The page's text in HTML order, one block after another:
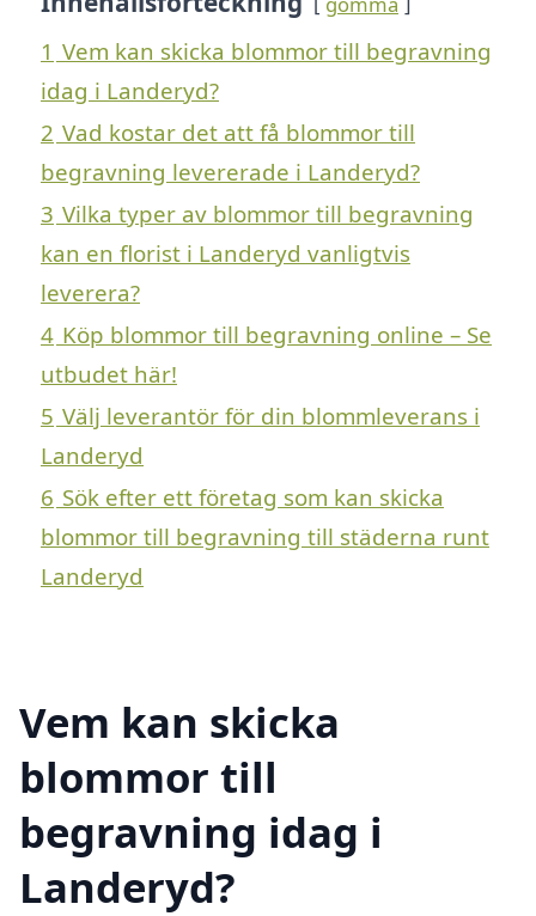
1 Vem kan skicka blommor till begravning
idag i Landeryd?
2 Vad kostar det att få blommor till
begravning levererade i Landeryd?
3 Vilka typer av blommor till begravning
kan en florist i Landeryd vanligtvis
leverera?
4 Köp blommor till begravning online – Se
utbudet här!
5 Välj leverantör för din blommleverans i
Landeryd
6 Sök efter ett företag som kan skicka
blommor till begravning till städerna runt
Landeryd
Vem kan skicka
blommor till
begravning idag i
Landeryd?